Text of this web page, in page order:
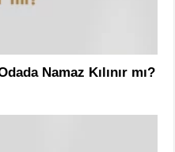
Namaz Kılınır mı?